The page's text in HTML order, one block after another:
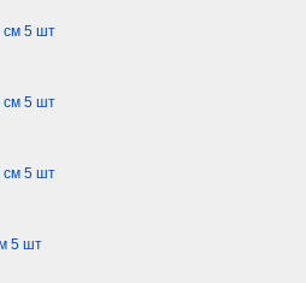
см 5 шт
см 5 шт
см 5 шт
5 шт